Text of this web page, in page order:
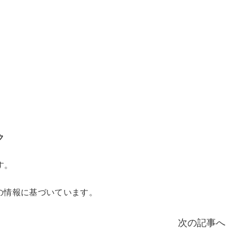
報に基づいています。
次の記事へ